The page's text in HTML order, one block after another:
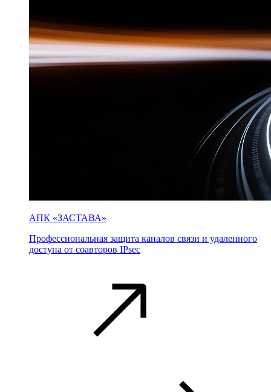
АПК «ЗАСТАВА»
Профессиональная защита каналов связи и удаленного
доступа от соавторов IPsec